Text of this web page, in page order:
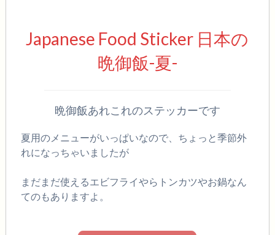
Japanese Food Sticker 日本の
晩御飯-夏-
晩御飯あれこれのステッカーです
夏用のメニューがいっぱいなので、ちょっと季節外
れになっちゃいましたが
まだまだ使えるエビフライやらトンカツやお鍋なん
てのもありますよ。